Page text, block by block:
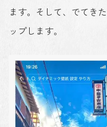
ます。そして、でてき
ップします。